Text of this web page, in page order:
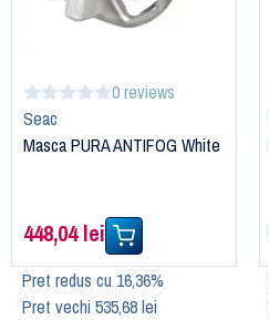
0 reviews
Seac
Masca PURA ANTIFOG White
448,04 lei
Pret redus cu 16,36%
Pret vechi 535,68 lei